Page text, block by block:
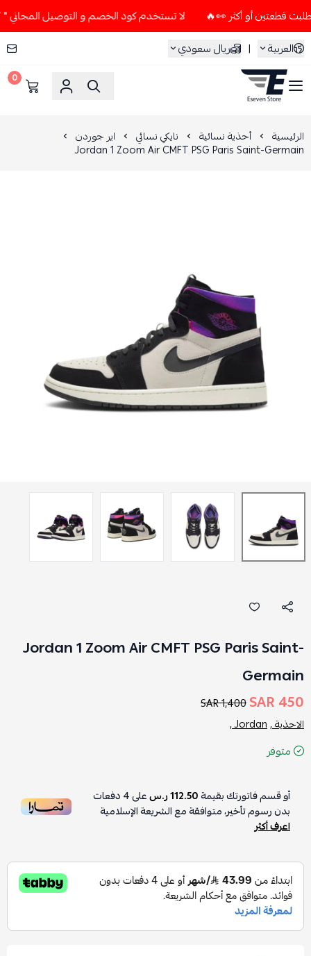
لا تستخدم كود الخصم و التوصيل المجاني " N7 " إلا إذا طلبت قطعتين أو أكثر 👀🔥
العربية
| ريال سعودي
ESEVEN STORE
0
الرئيسية أحذية نسائية نايكي نسائي اير جوردن
Jordan 1 Zoom Air CMFT PSG Paris Saint-Germain
Jordan 1 Zoom Air CMFT PSG Paris Saint-
Germain
450 SAR
1,400 SAR
الاحذية ,Jordan ,
متوفر
أو قسم فاتورتك بقيمة112.50 ر.س على4دفعات
بدون رسوم تأخير، متوافقة مع الشريعة الإسلامية
اعرف أكثر